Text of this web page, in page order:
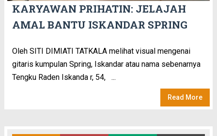
KARYAWAN PRIHATIN: JELAJAH
AMAL BANTU ISKANDAR SPRING
Oleh SITI DIMIATI TATKALA melihat visual mengenai
gitaris kumpulan Spring, Iskandar atau nama sebenarnya
Tengku Raden Iskanda r, 54, ...
Read More